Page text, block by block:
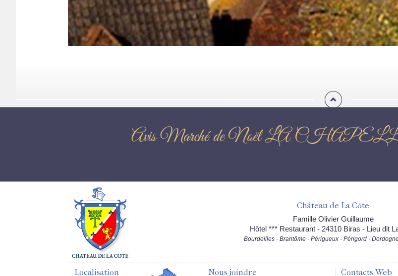
Avis Marché de Noël LA
Château de La Côte
Famille Olivier Guillaume
Hôtel *** Restaurant - 24310 Biras - Lieu dit
Bourdeilles - Brantôme - Périgueux - Périgord -
Localisation Nous joindre Contacts Web